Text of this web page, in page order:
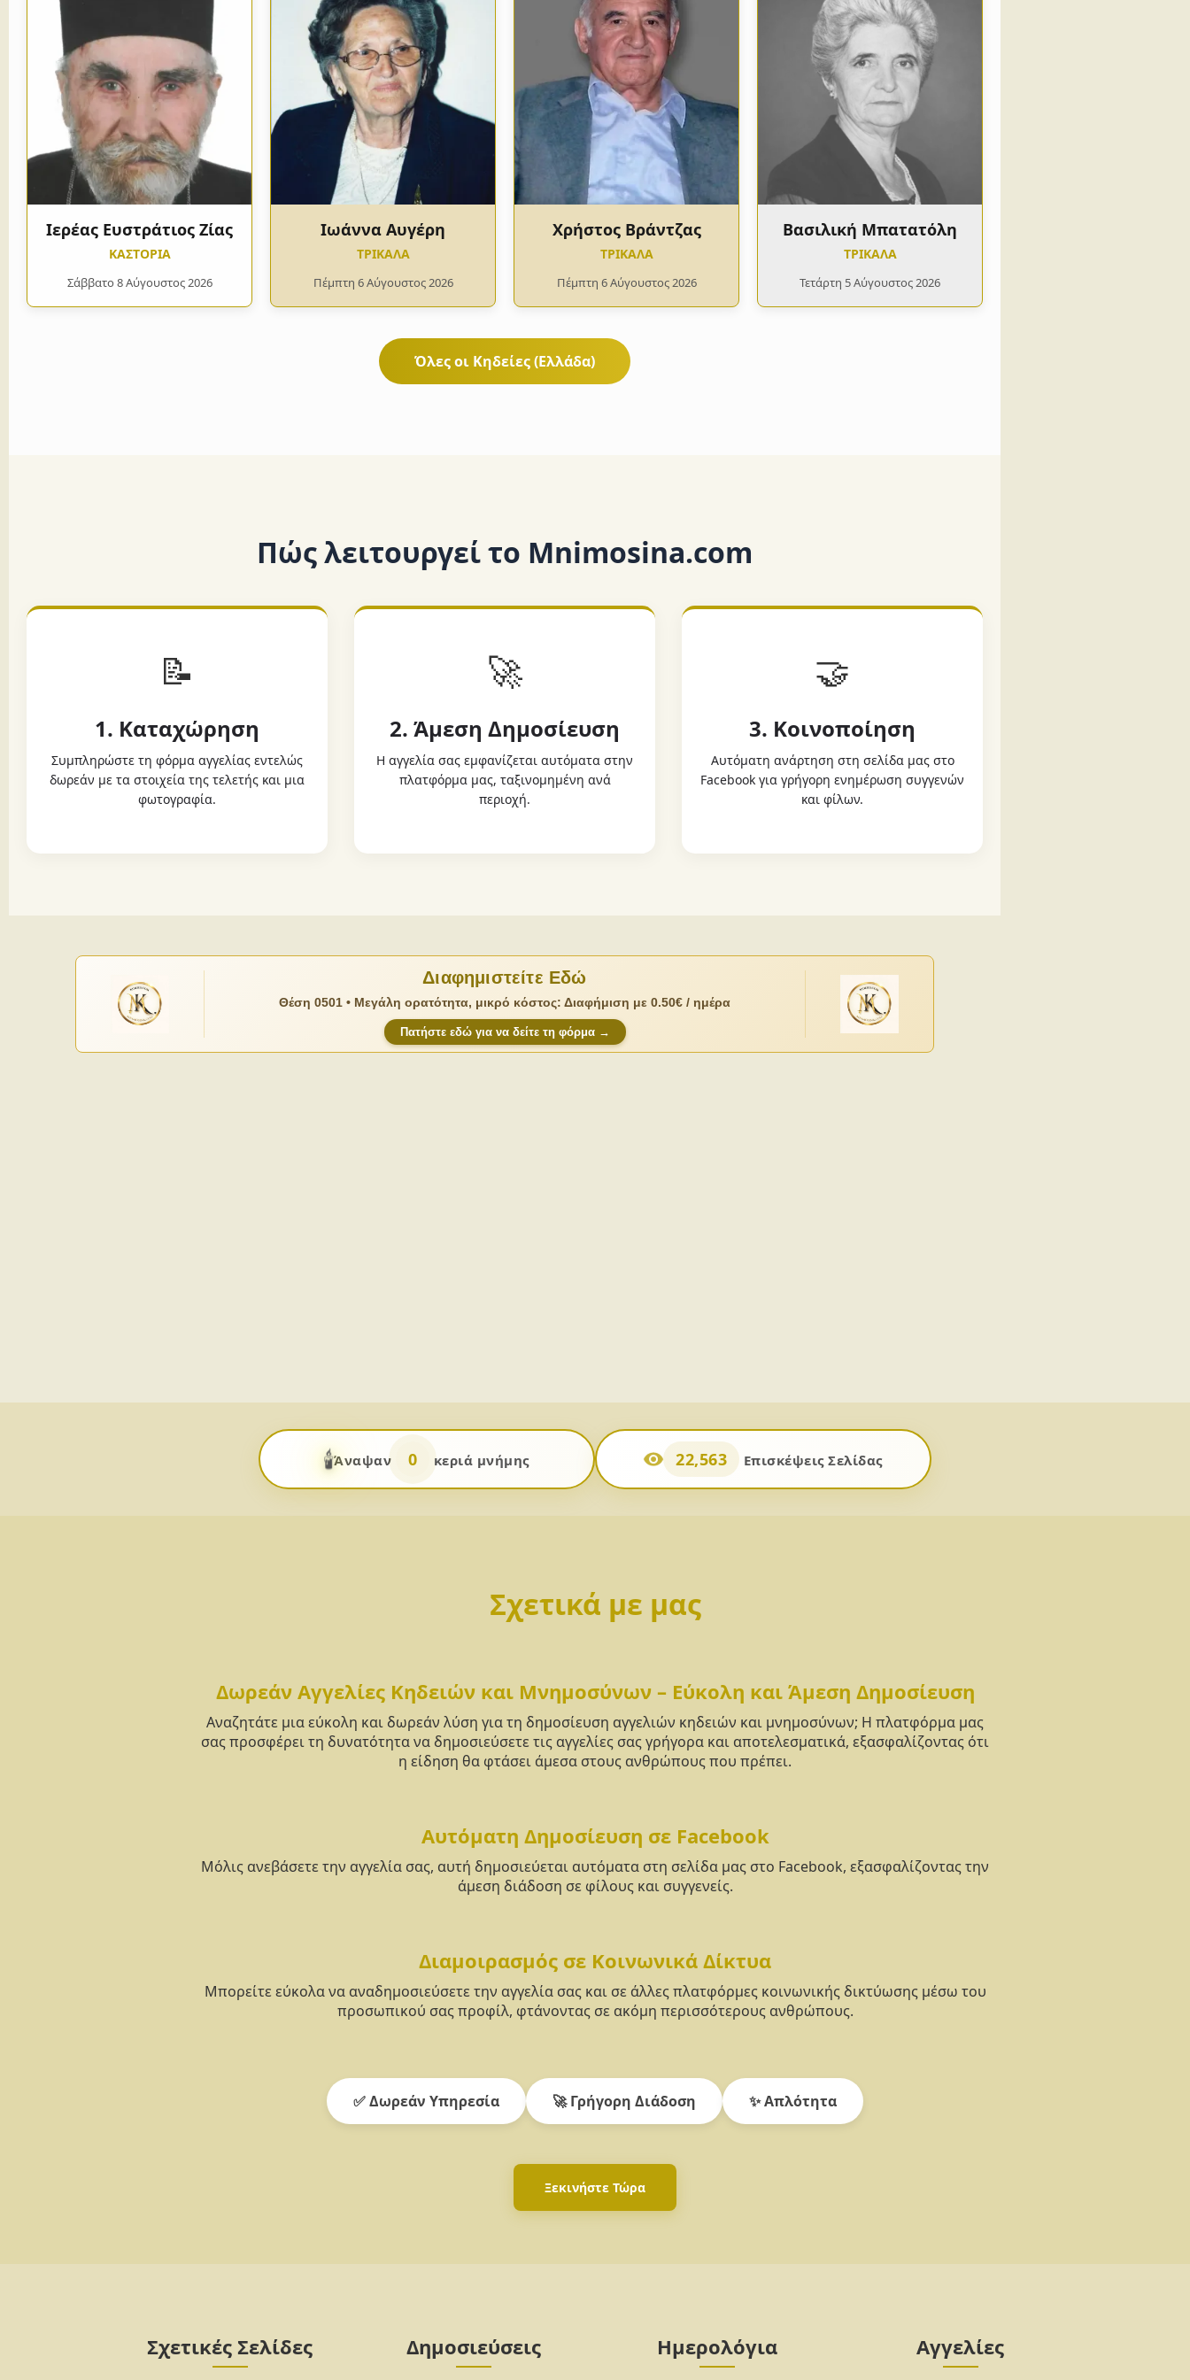
Ιερέας Ευστράτιος Ζίας
ΚΑΣΤΟΡΙΑ
Σάββατο 8 Αύγουστος 2026
Ιωάννα Αυγέρη
ΤΡΙΚΑΛΑ
Πέμπτη 6 Αύγουστος 2026
Χρήστος Βράντζας
ΤΡΙΚΑΛΑ
Πέμπτη 6 Αύγουστος 2026
Βασιλική Μπατατόλη
ΤΡΙΚΑΛΑ
Τετάρτη 5 Αύγουστος 2026
Όλες οι Κηδείες (Ελλάδα)
Πώς λειτουργεί το Mnimosina.com
📝
1. Καταχώρηση
Συμπληρώστε τη φόρμα αγγελίας εντελώς
δωρεάν με τα στοιχεία της τελετής και μια
φωτογραφία.
🚀
2. Άμεση Δημοσίευση
Η αγγελία σας εμφανίζεται αυτόματα στην
πλατφόρμα μας, ταξινομημένη ανά
περιοχή.
🤝
3. Κοινοποίηση
Αυτόματη ανάρτηση στη σελίδα μας στο
Facebook για γρήγορη ενημέρωση συγγενών
και φίλων.
Διαφημιστείτε Εδώ
Θέση 0501 • Μεγάλη ορατότητα, μικρό κόστος: Διαφήμιση με 0.50€ / ημέρα
Πατήστε εδώ για να δείτε τη φόρμα →
🕯️Άναψαν 0 κεριά μνήμης 22,563 Επισκέψεις Σελίδας
Σχετικά με μας
Δωρεάν Αγγελίες Κηδειών και Μνημοσύνων – Εύκολη και Άμεση Δημοσίευση
Αναζητάτε μια εύκολη και δωρεάν λύση για τη δημοσίευση αγγελιών κηδειών και μνημοσύνων; Η πλατφόρμα μας
σας προσφέρει τη δυνατότητα να δημοσιεύσετε τις αγγελίες σας γρήγορα και αποτελεσματικά, εξασφαλίζοντας ότι
η είδηση θα φτάσει άμεσα στους ανθρώπους που πρέπει.
Αυτόματη Δημοσίευση σε Facebook
Μόλις ανεβάσετε την αγγελία σας, αυτή δημοσιεύεται αυτόματα στη σελίδα μας στο Facebook, εξασφαλίζοντας την
άμεση διάδοση σε φίλους και συγγενείς.
Διαμοιρασμός σε Κοινωνικά Δίκτυα
Μπορείτε εύκολα να αναδημοσιεύσετε την αγγελία σας και σε άλλες πλατφόρμες κοινωνικής δικτύωσης μέσω του
προσωπικού σας προφίλ, φτάνοντας σε ακόμη περισσότερους ανθρώπους.
✅ Δωρεάν Υπηρεσία 🚀 Γρήγορη Διάδοση ✨ Απλότητα
Ξεκινήστε Τώρα
Σχετικές Σελίδες Δημοσιεύσεις Ημερολόγια Αγγελίες